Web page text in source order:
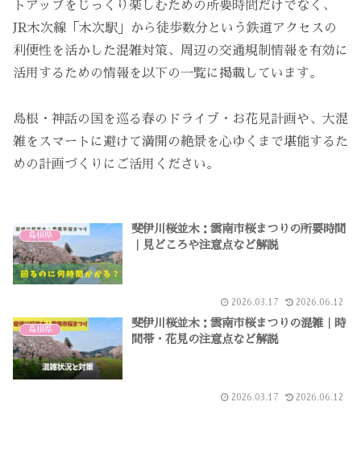
トアップをじっくり楽しむための所要時間だけでなく、
JR木次線「木次駅」から徒歩数分という鉄道アクセスの
利便性を活かした混雑対策、周辺の交通規制情報を有効に
活用するための情報を以下の一覧に掲載しています。
島根・神話の国を巡る春のドライブ・お花見計画や、大混
雑をスマートに避けて満開の絶景を心ゆくまで堪能するた
めの計画づくりにご活用ください。
島根県
斐伊川桜並木：雲南市桜まつりの所要時間
｜見どころや注意点など解説
2026.03.17 2026.06.12
島根県
斐伊川桜並木：雲南市桜まつりの混雑｜時
間帯・花見の注意点など解説
2026.03.17 2026.06.12